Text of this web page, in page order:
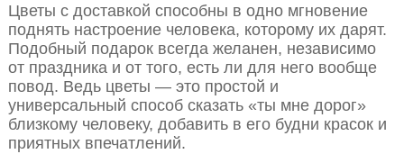
Цветы с доставкой способны в одно мгновение
поднять настроение человека, которому их дарят.
Подобный подарок всегда желанен, независимо
от праздника и от того, есть ли для него вообще
повод. Ведь цветы — это простой и
универсальный способ сказать «ты мне дорог»
близкому человеку, добавить в его будни красок и
приятных впечатлений.